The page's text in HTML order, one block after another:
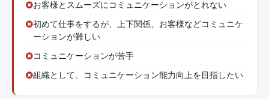
お客様とスムーズにコミュニケーションがとれない
初めて仕事をするが、上下関係、お客様などコミュニケ
ーションが難しい
コミュニケーションが苦手
組織として、コミュニケーション能力向上を目指したい